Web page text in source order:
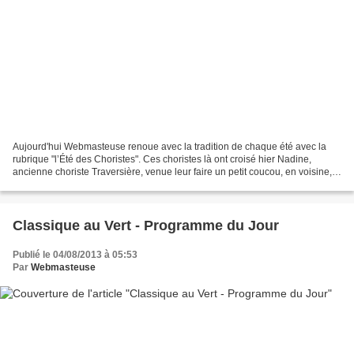
Aujourd'hui Webmasteuse renoue avec la tradition de chaque été avec la
rubrique "l’Été des Choristes". Ces choristes là ont croisé hier Nadine,
ancienne choriste Traversière, venue leur faire un petit coucou, en voisine,
Classique au Vert - Programme du Jour
Publié le 04/08/2013 à 05:53
Par Webmasteuse